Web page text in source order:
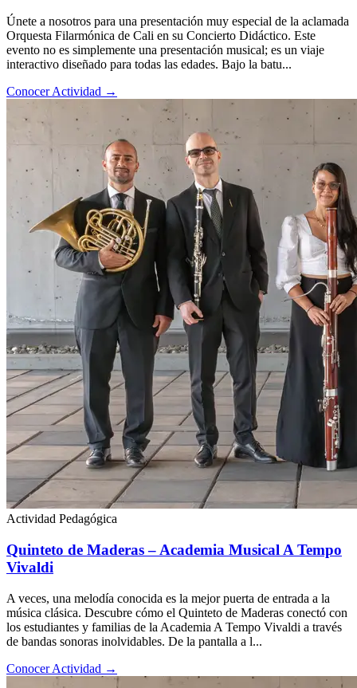
Únete a nosotros para una presentación muy especial de la aclamada
Orquesta Filarmónica de Cali en su Concierto Didáctico. Este
evento no es simplemente una presentación musical; es un viaje
interactivo diseñado para todas las edades. Bajo la batu...
Conocer Actividad →
Actividad Pedagógica
Quinteto de Maderas – Academia Musical A Tempo
Vivaldi
A veces, una melodía conocida es la mejor puerta de entrada a la
música clásica. Descubre cómo el Quinteto de Maderas conectó con
los estudiantes y familias de la Academia A Tempo Vivaldi a través
de bandas sonoras inolvidables. De la pantalla a l...
Conocer Actividad →